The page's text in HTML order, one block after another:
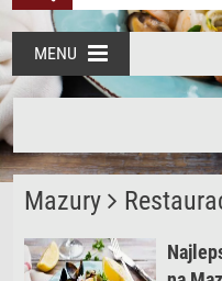
MENU
Mazury